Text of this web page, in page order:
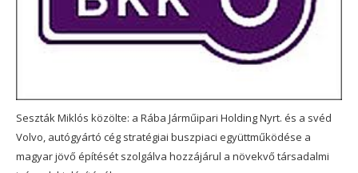
Seszták Miklós közölte: a Rába Járműipari Holding Nyrt. és a svéd
Volvo, autógyártó cég stratégiai buszpiaci együttműködése a
magyar jövő építését szolgálva hozzájárul a növekvő társadalmi